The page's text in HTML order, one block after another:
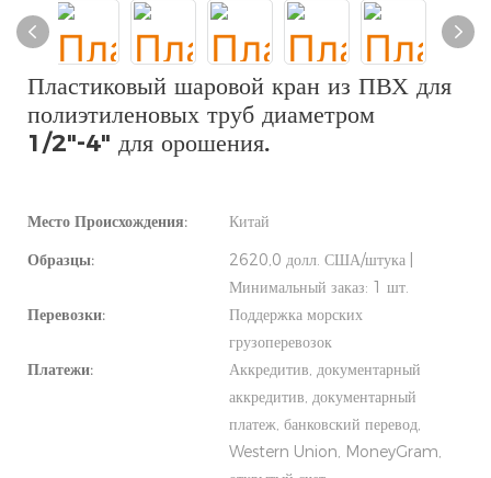
Пластиковый шаровой кран из ПВХ для
полиэтиленовых труб диаметром
1/2"-4" для орошения.
Место Происхождения:
Китай
Образцы:
2620,0 долл. США/штука |
Минимальный заказ: 1 шт.
Перевозки:
Поддержка морских
грузоперевозок
Платежи:
Аккредитив, документарный
аккредитив, документарный
платеж, банковский перевод,
Western Union, MoneyGram,